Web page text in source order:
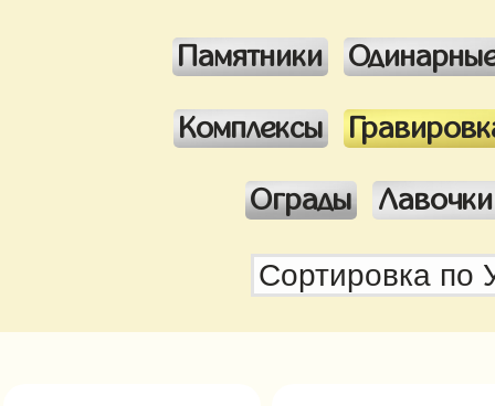
Памятники
Комплексы
Ограды